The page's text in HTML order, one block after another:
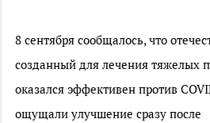
8 сентября сообщалось, что
созданный для лечения тяжелых
оказался эффективен против
ощущали улучшение сразу после